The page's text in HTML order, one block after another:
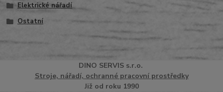
Elektrické nářadí
Ostatní
DINO SERVISs.r.o.
Stroje, nářadí, ochranné pracovní prostředky
Již od roku 1990